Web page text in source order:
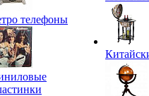
телефоны